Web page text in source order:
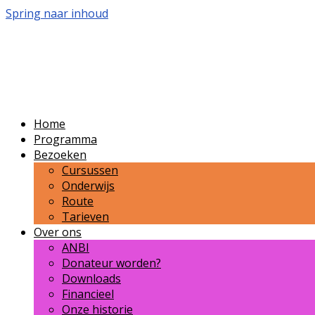
Spring naar inhoud
Home
Programma
Bezoeken
Cursussen
Onderwijs
Route
Tarieven
Over ons
ANBI
Donateur worden?
Downloads
Financieel
Onze historie